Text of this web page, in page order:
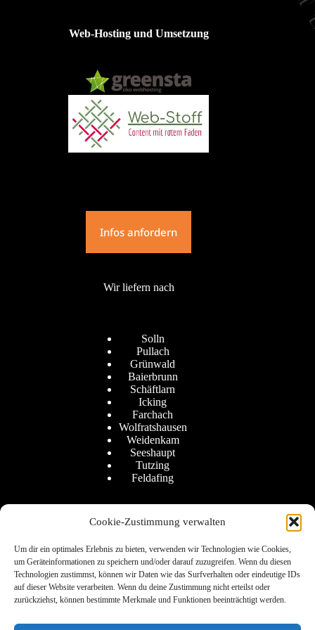
Cookie-Zustimmung verwalten
Um dir ein optimales Erlebnis zu bieten, verwenden wir Technologien wie Cookies,
um Geräteinformationen zu speichern und/oder darauf zuzugreifen. Wenn du diesen
Technologien zustimmst, können wir Daten wie das Surfverhalten oder eindeutige IDs
auf dieser Website verarbeiten. Wenn du deine Zustimmung nicht erteilst oder
zurückziehst, können bestimmte Merkmale und Funktionen beeinträchtigt werden.
Web-Hosting und Umsetzung
Infos anfordern
Wir liefern nach
Solln
Pullach
Grünwald
Baierbrunn
Schäftlarn
Icking
Farchach
Wolfratshausen
Weidenkam
Seeshaupt
Tutzing
Feldafing
Kontakt + Anfahrt
Adresse
Weidenkam 8